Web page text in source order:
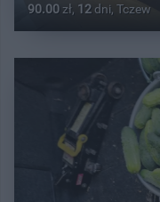
90.00 zł, 12 dni, Tczew